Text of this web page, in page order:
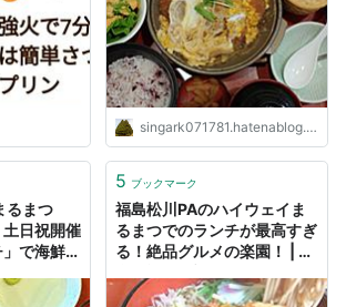
人生を楽しく！
singark071781.hatenablog.com
るまつ
土日祝開催
」で海鮮丼
5 ブックマーク
福島松川PAのハイウェイま
るまつでのランチが最高すぎ
る！絶品グルメの楽園！ | 衣